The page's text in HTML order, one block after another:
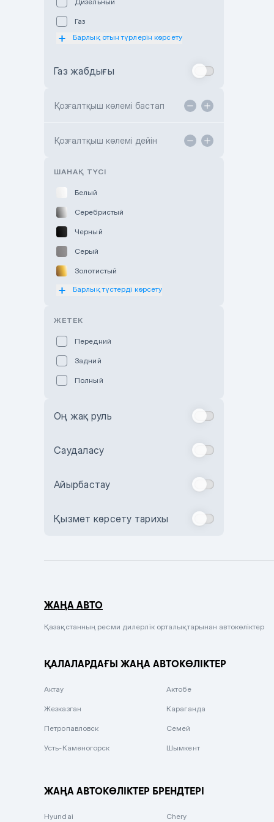
Subaru Motor Almaty
Toyota Astana
TANK Motors Karaganda
Газ
Барлық отын түрлерін көрсету
Газ жабдығы
Қозғалтқыш көлемі бастап
Қозғалтқыш көлемі дейін
ШАНАҚ ТҮСІ
Белый
Серебристый
Черный
Серый
Золотистый
Оранжевый
Зеленый
Бежевый
Комбинированный
Сиреневый металлик
Вишневый
Барлық түстерді көрсету
ЖЕТЕК
Передний
Задний
Полный
Оң жақ руль
Саудаласу
Айырбастау
Қызмет көрсету тарихы
ЖАҢА АВТО
Қазақстанның ресми дилерлік орталықтарынан автокөліктер
ҚАЛАЛАРДАҒЫ ЖАҢА АВТОКӨЛІКТЕР
Актау Актобе
Жезказган Караганда
Петропавловск Семей
Усть-Каменогорск Шымкент
ЖАҢА АВТОКӨЛІКТЕР БРЕНДТЕРІ
Hyundai Chery